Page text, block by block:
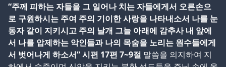
“주께 피하는 자들을 그 일어나 치는 자들에게서 오른손으
로 구원하시는 주여 주의 기이한 사랑을 나타내소서 나를 눈
동자 같이 지키시고 주의 날개 그늘 아래에 감추사 내 앞에
서 나를 압제하는 악인들과 나의 목숨을 노리는 원수들에게
서 벗어나게 하소서” 시편 17편 7~9절 말씀을 의지하여 지